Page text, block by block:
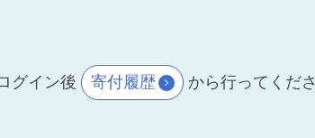
グイン後 寄付履歴 から行ってくださ